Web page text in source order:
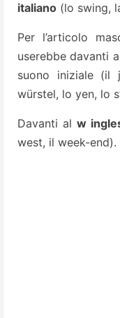
italiano (lo swing,
Per l’articolo
userebbe davanti
suono iniziale (il
würstel, lo yen, lo
Davanti al w
west, il week-end).